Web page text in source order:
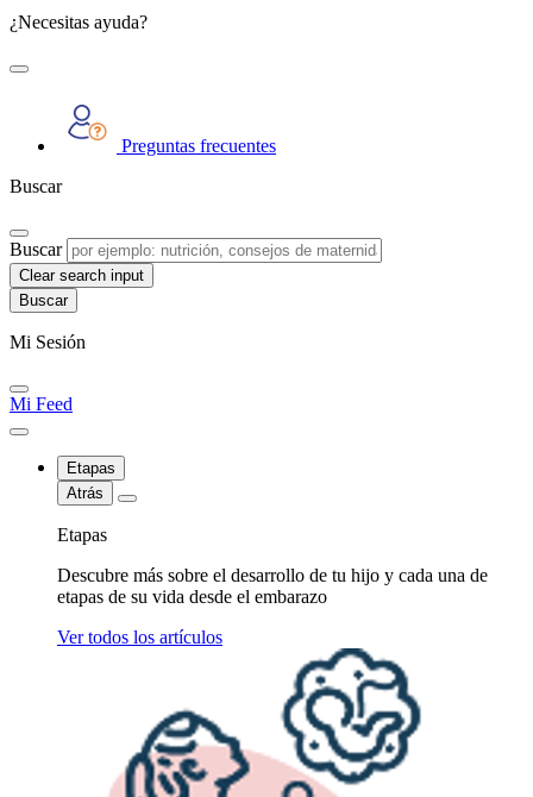
¿Necesitas ayuda?
Preguntas frecuentes
Buscar
Buscar
Clear search input
Mi Sesión
Mi Feed
Etapas
Atrás
Etapas
Descubre más sobre el desarrollo de tu hijo y cada una de
etapas de su vida desde el embarazo
Ver todos los artículos